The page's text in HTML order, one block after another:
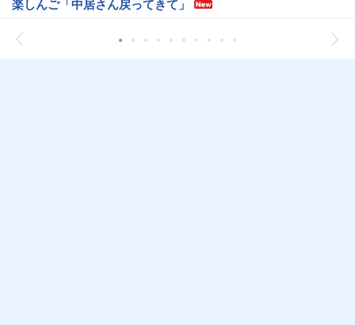
楽しんご「中居さん戻ってきて」